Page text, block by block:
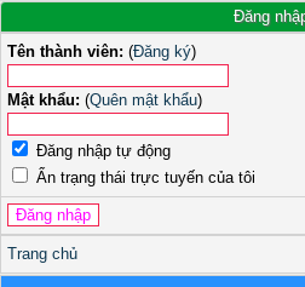
Đăng
Tên thành viên: (Đăng ký)
Mật khẩu: (Quên mật khẩu)
Đăng nhập tự động
Ẩn trạng thái trực tuyến của tôi
Trang chủ